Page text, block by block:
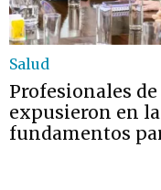
Salud
Profesionales
expusieron en
fundamentos